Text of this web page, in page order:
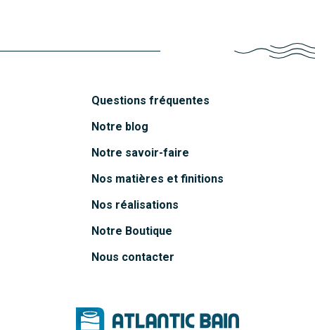
Questions fréquentes
Notre blog
Notre savoir-faire
Nos matières et finitions
Nos réalisations
Notre Boutique
Nous contacter